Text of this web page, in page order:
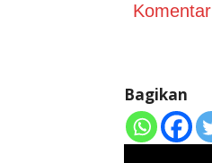
Komentar
Bagikan